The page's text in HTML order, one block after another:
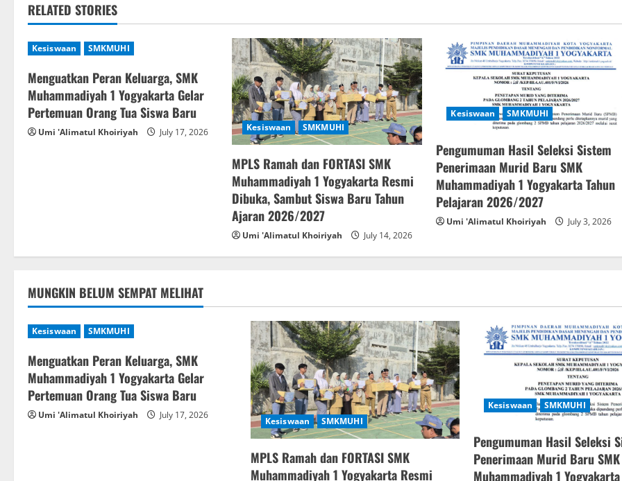
n
a
v
i
g
o
n
RELATED STORIES
Kesiswaan SMKMUHI
Menguatkan Peran Keluarga, SMK
Muhammadiyah 1 Yogyakarta Gelar
Pertemuan Orang Tua Siswa Baru
Umi 'Alimatul Khoiriyah July 17, 2026 Kesiswaan SMKMUHI
MPLS Ramah dan FORTASI SMK
Muhammadiyah 1 Yogyakarta Resmi
Dibuka, Sambut Siswa Baru Tahun
Ajaran 2026/2027
Umi 'Alimatul Khoiriyah July 14, 2026
Kesiswaan SMKMUHI
Pengumuman Hasil Seleksi Sistem
Penerimaan Murid Baru SMK
Muhammadiyah 1 Yogyakarta Tahun
Pelajaran 2026/2027
Umi 'Alimatul Khoiriyah July 3, 2026
MUNGKIN BELUM SEMPAT MELIHAT
Kesiswaan SMKMUHI
Menguatkan Peran Keluarga, SMK
Muhammadiyah 1 Yogyakarta Gelar
Pertemuan Orang Tua Siswa Baru
Umi 'Alimatul Khoiriyah July 17, 2026 Kesiswaan SMKMUHI
MPLS Ramah dan FORTASI SMK
Muhammadiyah 1 Yogyakarta Resmi
Kesiswaan SMKMUHI
Pengumuman Hasil Seleksi
Penerimaan Murid Baru SMK
Muhammadiyah 1